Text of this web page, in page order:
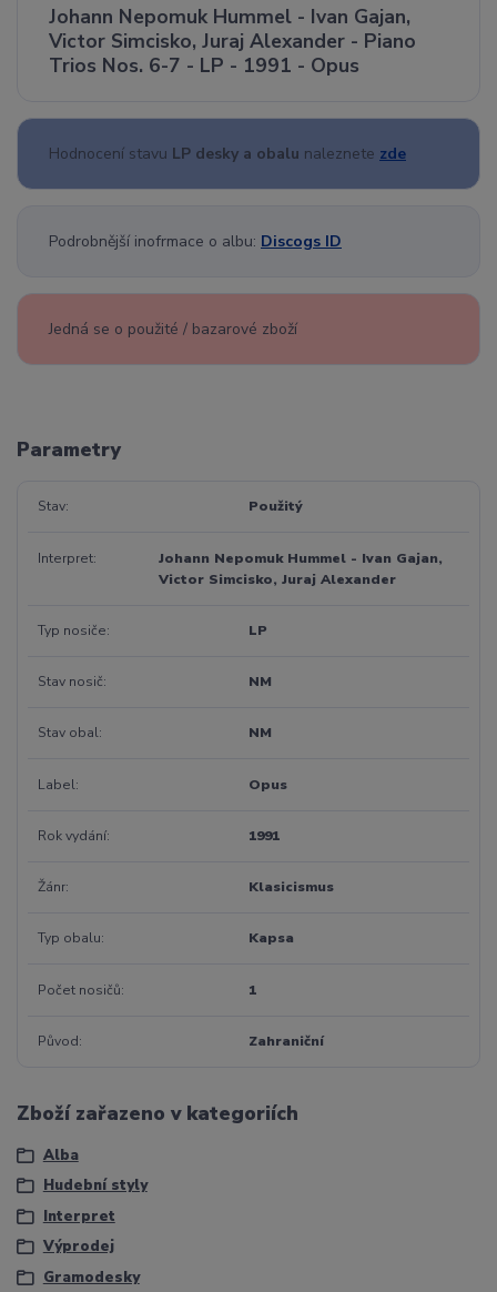
Johann Nepomuk Hummel - Ivan Gajan,
Victor Simcisko, Juraj Alexander - Piano
Trios Nos. 6-7 - LP - 1991 - Opus
Hodnocení stavu LP desky a obalu naleznete zde
Podrobnější inofrmace o albu: Discogs ID
Jedná se o použité / bazarové zboží
Parametry
Stav Použitý
Interpret
Johann Nepomuk Hummel - Ivan Gajan,
Victor Simcisko, Juraj Alexander
Typ nosiče LP
Stav nosič NM
Stav obal NM
Label Opus
Rok vydání 1991
Žánr Klasicismus
Typ obalu Kapsa
Počet nosičů 1
Původ Zahraniční
Zboží zařazeno v kategoriích
Alba
Hudební styly
Interpret
Výprodej
Gramodesky